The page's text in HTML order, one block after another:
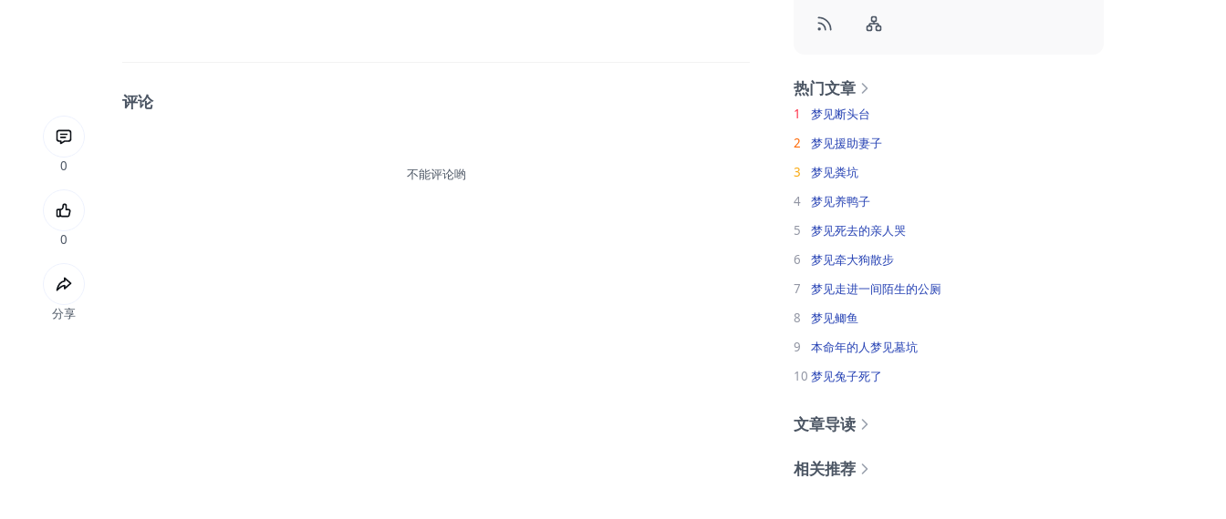
0
0
分享
评论
不能评论哟
热门文章
1
梦见断头台
2
梦见援助妻子
3
梦见粪坑
4
梦见养鸭子
5
梦见死去的亲人哭
6
梦见牵大狗散步
7
梦见走进一间陌生的公厕
8
梦见鲫鱼
9
本命年的人梦见墓坑
10 梦见兔子死了
文章导读
相关推荐